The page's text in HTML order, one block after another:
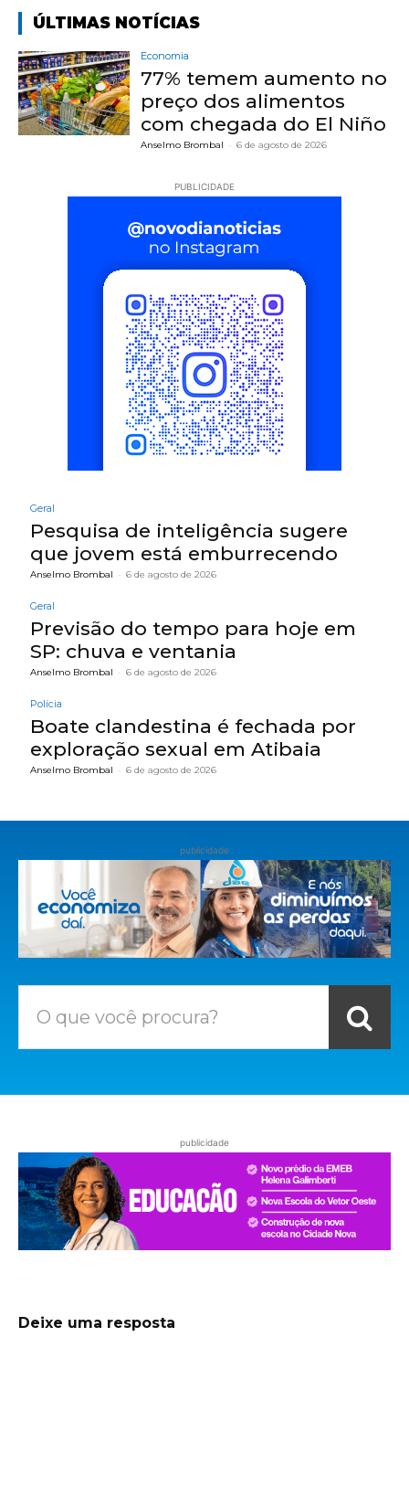
ÚLTIMAS NOTÍCIAS
Economia
77% temem aumento no
preço dos alimentos
com chegada do El Niño
Anselmo Brombal - 6 de agosto de 2026
PUBLICIDADE
Geral
Pesquisa de inteligência sugere
que jovem está emburrecendo
Anselmo Brombal - 6 de agosto de 2026
Geral
Previsão do tempo para hoje em
SP: chuva e ventania
Anselmo Brombal - 6 de agosto de 2026
Polícia
Boate clandestina é fechada por
exploração sexual em Atibaia
Anselmo Brombal - 6 de agosto de 2026
publicidade
O que você procura?
publicidade
Deixe uma resposta